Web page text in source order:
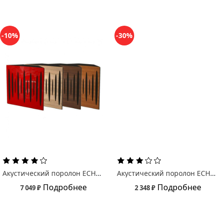
-10%
Акустический поролон ECHOTON Бас ловушка Пульс/ PULSE
7 049 ₽ Подробнее
-30%
Акустический поролон ECHOTON Пирамида/ Piramida 30
2 348 ₽ Подробнее